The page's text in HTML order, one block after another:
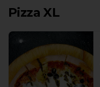
Pizza XL